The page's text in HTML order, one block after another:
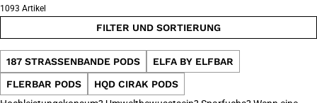
1093 Artikel
FILTER UND SORTIERUNG
187 STRASSENBANDE PODS
ELFA BY ELFBAR
FLERBAR PODS
HQD CIRAK PODS